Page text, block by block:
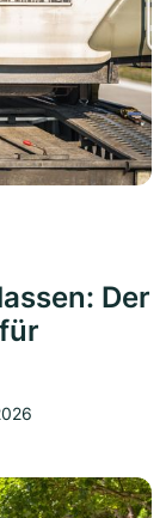
Der